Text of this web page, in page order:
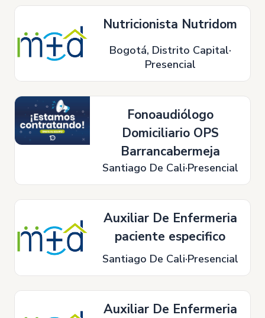
Nutricionista Nutridom
Bogotá, Distrito Capital
Presencial
Fonoaudiólogo
Domiciliario OPS
Barrancabermeja
Santiago De Cali Presencial
Auxiliar De Enfermeria
paciente especifico
Santiago De Cali Presencial
Auxiliar De Enfermeria